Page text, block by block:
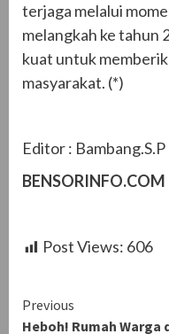
terjaga melalui
melangkah ke tahun
kuat untuk
masyarakat. (*)
Editor : Bambang.S.P
BENSORINFO.COM
Post Views: 606
Continue
Previous
Heboh! Rumah Warga